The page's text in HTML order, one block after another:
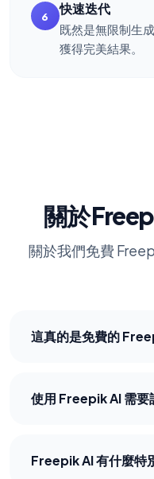
6 快速迭代
既然是無限制生
獲得完美結果。
關於
關於我們免費
這真的是免費的
強大的 AI 圖像生成能
使用 Freepik AI 需要
Freepik AI 有什麼特